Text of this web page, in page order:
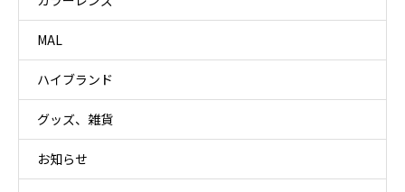
MAL
ハイブランド
グッズ、雑貨
お知らせ